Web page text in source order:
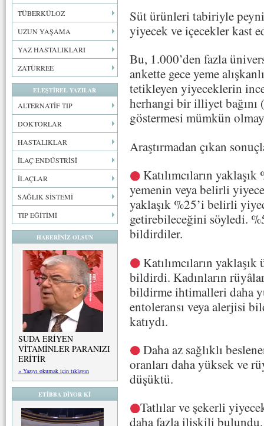
TÜBERKÜLOZ
UZUN YAŞAMA
YAZ HASTALIKLARI
ZATÜRREE
ELEŞTİREL YAZILAR
ALTERNATİF TIP
DOKTORLAR
HASTALIKLAR
İLAÇ ENDÜSTRİSİ
İLAÇLAR
SAĞLIK SİSTEMİ
TIP EĞİTİMİ
HABERİNİZ OLSUN
SUDA ERİYEN
VİTAMİNLER PARANIZI
ERİTİR
» Yazıyı okumak için tıklayın
ETİBBA DİYOR Kİ
Süt ürünleri tabiriyle
yiyecek ve içecekler kast
Bu, 1.000’den fazla
ankette gece yeme
tetikleyen yiyeceklerin
herhangi bir illiyet bağını
göstermesi mümkün
Araştırmadan çıkan
Katılımcıların yaklaşık
yemenin veya belirli
yaklaşık %25’i belirli
getirebileceğini söyledi.
bildirdiler.
Katılımcıların
bildirdi. Kadınların
bildirme ihtimalleri daha
entoleransı veya alerjisi
katıydı.
Daha az sağlıklı
oranları daha yüksek ve
düşüktü.
Tatlılar ve şekerli
daha fazla ilişkili bulundu.